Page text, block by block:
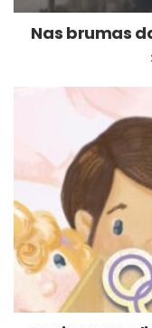
Nas brumas